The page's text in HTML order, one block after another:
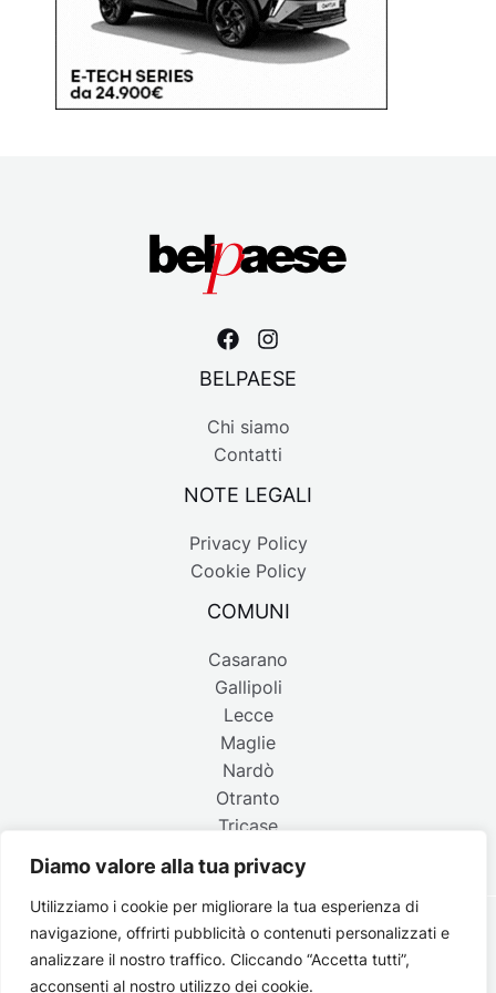
Diamo valore alla tua privacy
Utilizziamo i cookie per migliorare la tua esperienza di
navigazione, offrirti pubblicità o contenuti personalizzati e
analizzare il nostro traffico. Cliccando “Accetta tutti”,
acconsenti al nostro utilizzo dei cookie.
BELPAESE
Chi siamo
Contatti
NOTE LEGALI
Privacy Policy
Cookie Policy
COMUNI
Casarano
Gallipoli
Lecce
Maglie
Nardò
Otranto
Tricase
Copyright © 2026 Belpaese | Periodico d'informazione del
Salento - P.IVA 4637850753 - Testata registrata il 18 gennaio